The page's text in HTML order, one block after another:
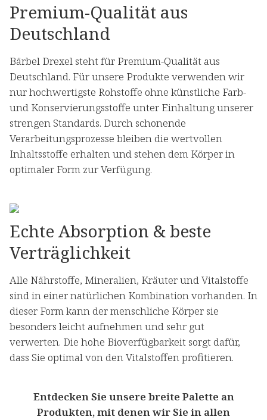
Premium-Qualität aus
Deutschland
Bärbel Drexel steht für Premium-Qualität aus
Deutschland. Für unsere Produkte verwenden wir
nur hochwertigste Rohstoffe ohne künstliche Farb-
und Konservierungsstoffe unter Einhaltung unserer
strengen Standards. Durch schonende
Verarbeitungsprozesse bleiben die wertvollen
Inhaltsstoffe erhalten und stehen dem Körper in
optimaler Form zur Verfügung.
Echte Absorption & beste
Verträglichkeit
Alle Nährstoffe, Mineralien, Kräuter und Vitalstoffe
sind in einer natürlichen Kombination vorhanden. In
dieser Form kann der menschliche Körper sie
besonders leicht aufnehmen und sehr gut
verwerten. Die hohe Bioverfügbarkeit sorgt dafür,
dass Sie optimal von den Vitalstoffen profitieren.
Entdecken Sie unsere breite Palette an
Produkten, mit denen wir Sie in allen